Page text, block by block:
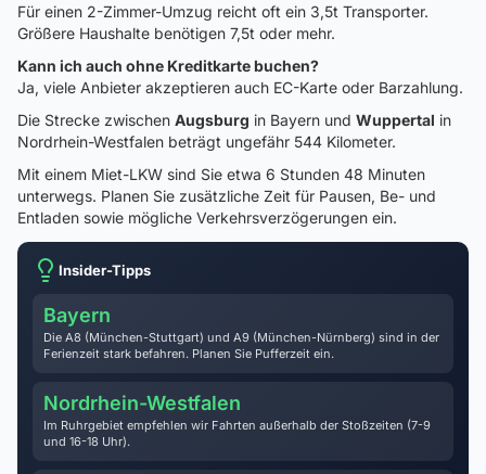
Für einen 2-Zimmer-Umzug reicht oft ein 3,5t Transporter.
Größere Haushalte benötigen 7,5t oder mehr.
Kann ich auch ohne Kreditkarte buchen?
Ja, viele Anbieter akzeptieren auch EC-Karte oder Barzahlung.
Die Strecke zwischen Augsburg in Bayern und Wuppertal in
Nordrhein-Westfalen beträgt ungefähr 544 Kilometer.
Mit einem Miet-LKW sind Sie etwa 6 Stunden 48 Minuten
unterwegs. Planen Sie zusätzliche Zeit für Pausen, Be- und
Entladen sowie mögliche Verkehrsverzögerungen ein.
Insider-Tipps
Bayern
Die A8 (München-Stuttgart) und A9 (München-Nürnberg) sind in der
Ferienzeit stark befahren. Planen Sie Pufferzeit ein.
Nordrhein-Westfalen
Im Ruhrgebiet empfehlen wir Fahrten außerhalb der Stoßzeiten (7-9
und 16-18 Uhr).